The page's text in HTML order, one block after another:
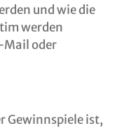
und wie die
werden
Mail oder
Gewinnspiele ist,